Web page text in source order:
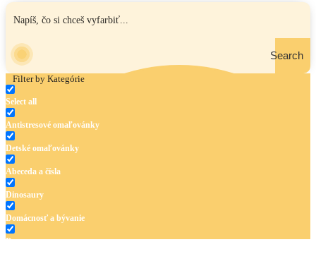
Search
Filter by Kategórie
Select all
Antistresové omaľovánky
Detské omaľovánky
Abeceda a čísla
Dinosaury
Domácnosť a bývanie
Doprava